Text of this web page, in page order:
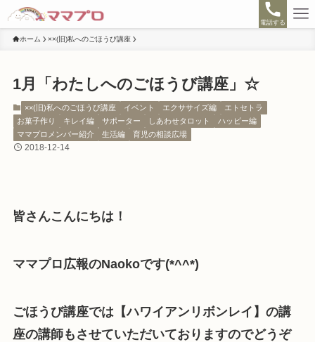
電話する
ホーム ××(旧)私へのごほうび講座
1月「わたしへのごほうび講座」☆
××(旧)私へのごほうび講座 イベント エクササイズ編
エトセトラ
お菓子作り
キレイ編 サポーター しあわせタロット
ハッピー編
ママプロメンバー紹介
生活編 育児の相談広場
2018-12-14
皆さんこんにちは！
ママプロ広報のNaokoです(*^^*)
ごほうび講座では【ハワイアンリボンレイ】の講
座の講師もさせていただいておりますのでどうぞ